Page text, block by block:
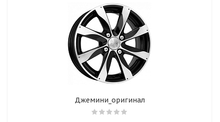
Джемини_оригинал